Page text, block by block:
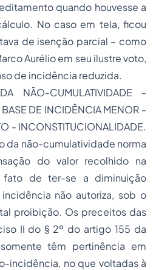
quando houvesse a
No caso em tela, ficou
de isenção parcial – como
Aurélio em seu ilustre voto,
de incidência reduzida.
NÃO-CUMULATIVIDADE -
DE INCIDÊNCIA MENOR -
- INCONSTITUCIONALIDADE.
da não-cumulatividade norma
do valor recolhido na
fato de ter-se a diminuição
não autoriza, sob o
proibição. Os preceitos das
II do § 2º do artigo 155 da
têm pertinência em
incidência, no que voltadas à